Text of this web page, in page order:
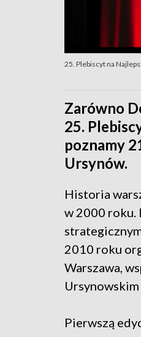
25. Plebiscyt na
Zarówno
25.
poznamy
Ursynów.
Historia
w 2000 roku.
2010 roku
Warszawa,
Pierwszą